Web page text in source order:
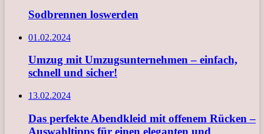
Sodbrennen loswerden
01.02.2024
Umzug mit Umzugsunternehmen – einfach,
schnell und sicher!
13.02.2024
Das perfekte Abendkleid mit offenem Rücken –
Auswahltipps für einen eleganten und